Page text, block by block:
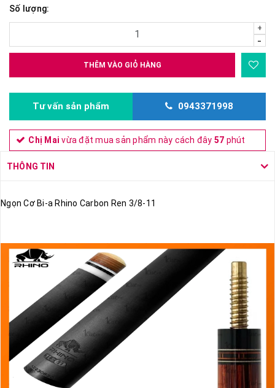
Số lượng:
+
-
THÊM VÀO GIỎ HÀNG
Tư vấn sản phẩm 0943371998
Chị Mai vừa đặt mua sản phẩm này cách đây 57 phút
THÔNG TIN
Ngọn Cơ Bi-a Rhino Carbon Ren 3/8-11